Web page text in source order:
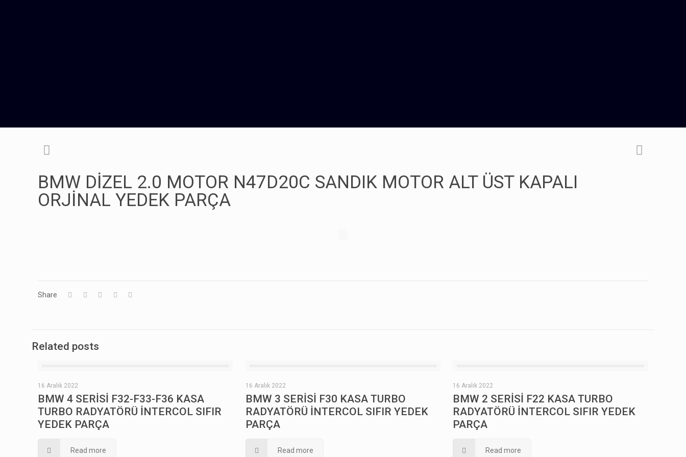
BMW DİZEL 2.0 MOTOR N47D20C SANDIK MOTOR ALT ÜST KAPALI
ORJİNAL YEDEK PARÇA
Share
Related posts
16 Aralık 2022
BMW 4 SERİSİ F32-F33-F36 KASA
TURBO RADYATÖRÜ İNTERCOL SIFIR
YEDEK PARÇA
Read more
16 Aralık 2022
BMW 3 SERİSİ F30 KASA TURBO
RADYATÖRÜ İNTERCOL SIFIR YEDEK
PARÇA
Read more
16 Aralık 2022
BMW 2 SERİSİ F22 KASA TURBO
RADYATÖRÜ İNTERCOL SIFIR YEDEK
PARÇA
Read more